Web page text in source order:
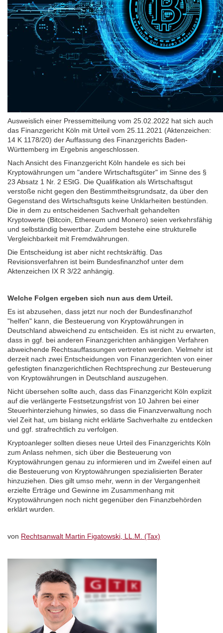
Ausweislich einer Pressemitteilung vom 25.02.2022 hat sich auch
das Finanzgericht Köln mit Urteil vom 25.11.2021 (Aktenzeichen:
14 K 1178/20) der Auffassung des Finanzgerichts Baden-
Württemberg im Ergebnis angeschlossen.
Nach Ansicht des Finanzgericht Köln handele es sich bei
Kryptowährungen um "andere Wirtschaftsgüter" im Sinne des §
23 Absatz 1 Nr. 2 EStG. Die Qualifikation als Wirtschaftsgut
verstoße nicht gegen den Bestimmtheitsgrundsatz, da über den
Gegenstand des Wirtschaftsguts keine Unklarheiten bestünden.
Die in dem zu entscheidenen Sachverhalt gehandelten
Kryptowerte (Bitcoin, Ethereum und Monero) seien verkehrsfähig
und selbständig bewertbar. Zudem bestehe eine strukturelle
Vergleichbarkeit mit Fremdwährungen.
Die Entscheidung ist aber nicht rechtskräftig. Das
Revisionsverfahren ist beim Bundesfinanzhof unter dem
Aktenzeichen IX R 3/22 anhängig.
Welche Folgen ergeben sich nun aus dem Urteil.
Es ist abzusehen, dass jetzt nur noch der Bundesfinanzhof
"helfen" kann, die Besteuerung von Kryptowährungen in
Deutschland abweichend zu entscheiden. Es ist nicht zu erwarten,
dass in ggf. bei anderen Finanzgerichten anhängigen Verfahren
abweichende Rechtsauffassungen vertreten werden. Vielmehr ist
derzeit nach zwei Entscheidungen von Finanzgerichten von einer
gefestigten finanzgerichtlichen Rechtsprechung zur Besteuerung
von Kryptowährungen in Deutschland auszugehen.
Nicht übersehen sollte auch, dass das Finanzgericht Köln explizit
auf die verlängerte Festsetzungsfrist von 10 Jahren bei einer
Steuerhinterziehung hinwies, so dass die Finanzverwaltung noch
viel Zeit hat, um bislang nicht erklärte Sachverhalte zu entdecken
und ggf. strafrechtlich zu verfolgen.
Kryptoanleger sollten dieses neue Urteil des Finanzgerichts Köln
zum Anlass nehmen, sich über die Besteuerung von
Kryptowährungen genau zu informieren und im Zweifel einen auf
die Besteuerung von Kryptowährungen spezialisierten Berater
hinzuziehen. Dies gilt umso mehr, wenn in der Vergangenheit
erzielte Erträge und Gewinne im Zusammenhang mit
Kryptowährungen noch nicht gegenüber den Finanzbehörden
erklärt wurden.
von Rechtsanwalt Martin Figatowski, LL.M. (Tax)